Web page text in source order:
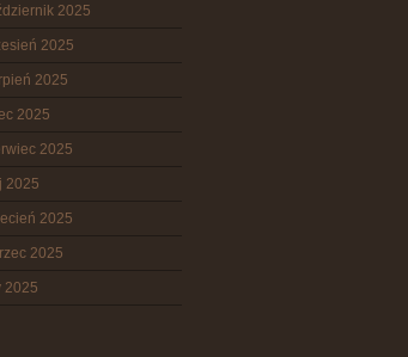
2025
2025
2025
2025
2025
2025
2025
2025
2025